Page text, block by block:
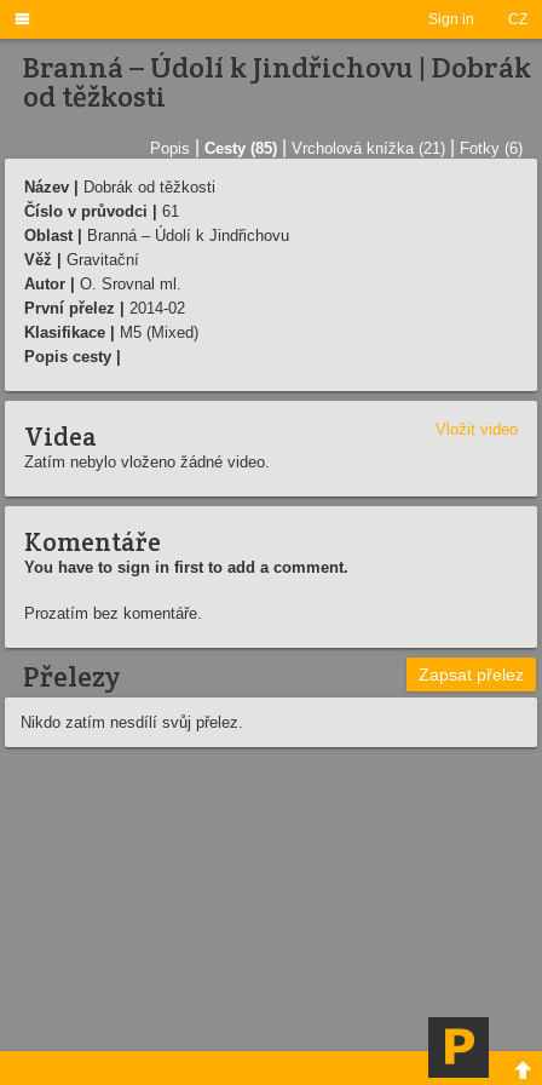
Sign in CZ

Branná – Údolí­ k Jindřichovu | Dobrák
od těžkosti
Popis Cesty (85) Vrcholová knížka (21) Fotky (6)
Název |
Dobrák od těžkosti
Číslo v průvodci |
61
Oblast |
Branná – Údolí­ k Jindřichovu
Věž |
Gravitační­
Autor |
O. Srovnal ml.
První přelez |
2014-02
Klasifikace |
M5 (Mixed)
Popis cesty |
Videa
Vložit video
Zatím nebylo vloženo žádné video.
Komentáře
You have to sign in first to add a comment.
Prozatím bez komentáře.
Přelezy Zapsat přelez
Nikdo zatím nesdílí svůj přelez.
